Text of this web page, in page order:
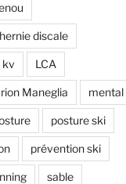
hernie discale
kv LCA
Maneglia mental
posture ski
prévention ski
sable